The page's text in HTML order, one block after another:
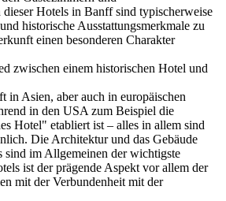
dieser Hotels in Banff sind typischerweise
historische Ausstattungsmerkmale zu
einen besonderen Charakter
zwischen einem historischen Hotel und
in Asien, aber auch in europäischen
in den USA zum Beispiel die
Hotel" etabliert ist – alles in allem sind
Die Architektur und das Gebäude
sind im Allgemeinen der wichtigste
ist der prägende Aspekt vor allem der
mit der Verbundenheit mit der